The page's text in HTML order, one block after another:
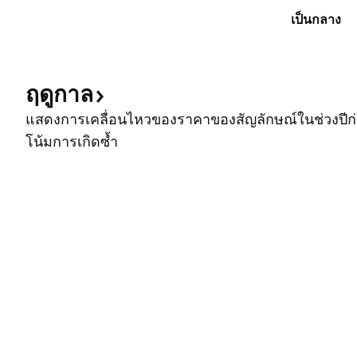
เป็นกลาง
ฤดูกาล
แสดงการเคลื่อนไหวของราคาของสัญลักษณ์ในช่วงปี
โน้มการเกิดซ้ำ